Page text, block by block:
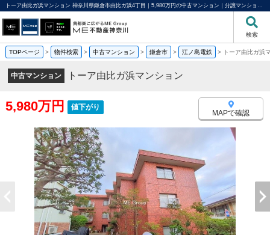
トーア由比ガ浜マンション 神奈川県鎌倉市由比ガ浜4丁目｜5,980万円の中古マンション｜分譲マンション情報｜ME不動産神奈川
検索
TOPページ > 物件検索 > 中古マンション > 鎌倉市 > 江ノ島電鉄 > トーア由比ガ浜
中古マンション トーア由比ガ浜マンション
5,980万円 値下がり
MAPで確認